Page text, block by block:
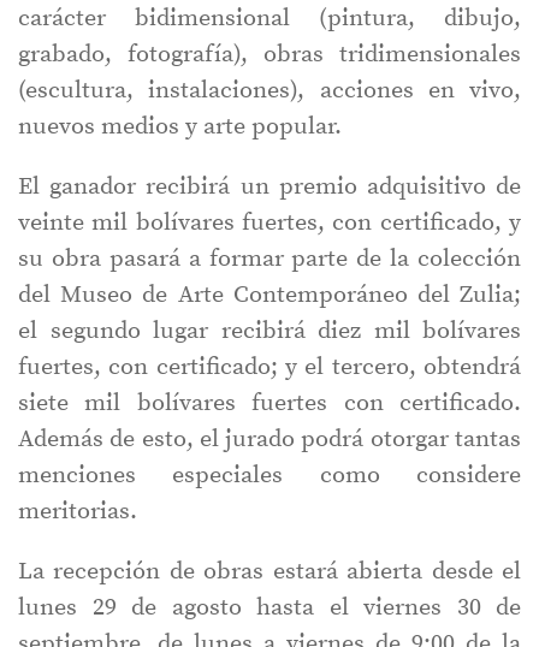
carácter bidimensional (pintura, dibujo,
grabado, fotografía), obras tridimensionales
(escultura, instalaciones), acciones en vivo,
nuevos medios y arte popular.
El ganador recibirá un premio adquisitivo de
veinte mil bolívares fuertes, con certificado, y
su obra pasará a formar parte de la colección
del Museo de Arte Contemporáneo del Zulia;
el segundo lugar recibirá diez mil bolívares
fuertes, con certificado; y el tercero, obtendrá
siete mil bolívares fuertes con certificado.
Además de esto, el jurado podrá otorgar tantas
menciones especiales como considere
meritorias.
La recepción de obras estará abierta desde el
lunes 29 de agosto hasta el viernes 30 de